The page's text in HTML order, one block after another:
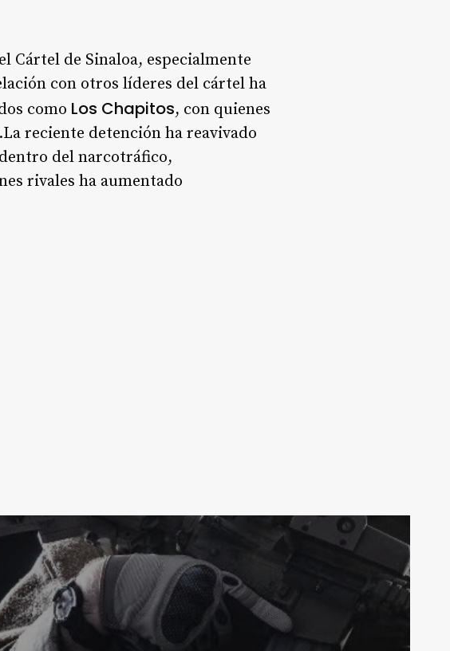
Cártel de Sinaloa, especialmente
con otros líderes del cártel ha
como Los Chapitos, con quienes
.La reciente detención ha reavivado
del narcotráfico,
rivales ha aumentado